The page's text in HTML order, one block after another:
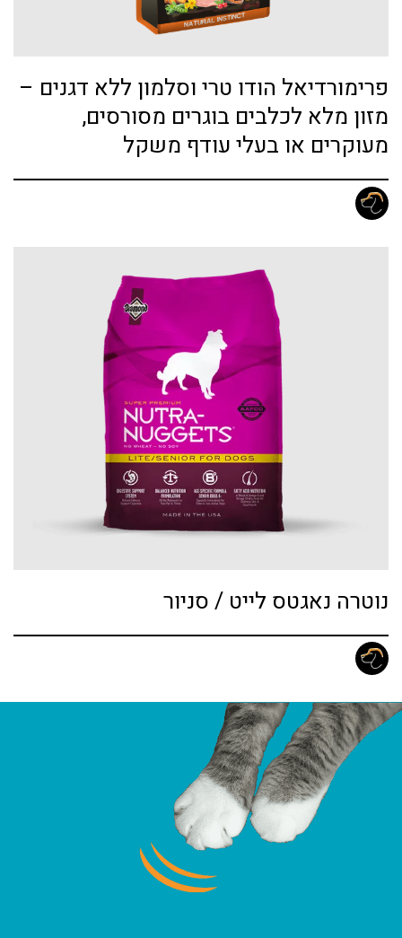
פרימורדיאל הודו טרי וסלמון ללא דגנים –
מזון מלא לכלבים בוגרים מסורסים,
מעוקרים או בעלי עודף משקל
נוטרה נאגטס לייט / סניור